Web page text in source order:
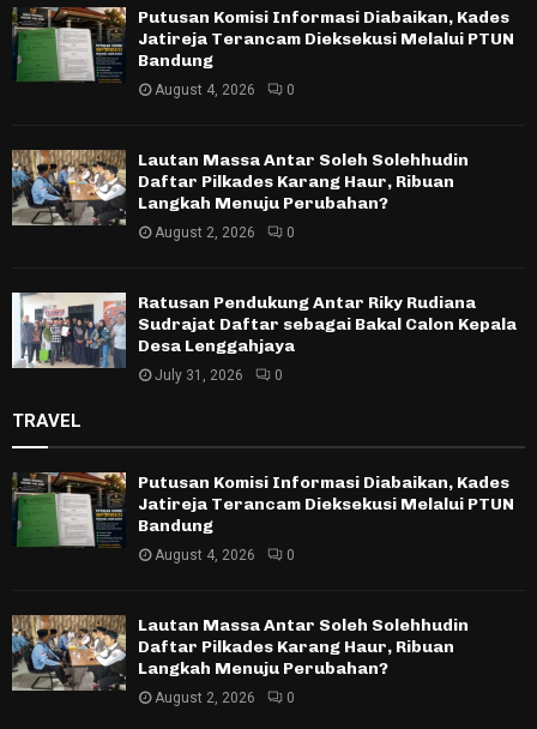
Putusan Komisi Informasi Diabaikan, Kades
Jatireja Terancam Dieksekusi Melalui PTUN
Bandung
August 4, 2026 0
Lautan Massa Antar Soleh Solehhudin
Daftar Pilkades Karang Haur, Ribuan
Langkah Menuju Perubahan?
August 2, 2026 0
Ratusan Pendukung Antar Riky Rudiana
Sudrajat Daftar sebagai Bakal Calon Kepala
Desa Lenggahjaya
July 31, 2026 0
TRAVEL
Putusan Komisi Informasi Diabaikan, Kades
Jatireja Terancam Dieksekusi Melalui PTUN
Bandung
August 4, 2026 0
Lautan Massa Antar Soleh Solehhudin
Daftar Pilkades Karang Haur, Ribuan
Langkah Menuju Perubahan?
August 2, 2026 0